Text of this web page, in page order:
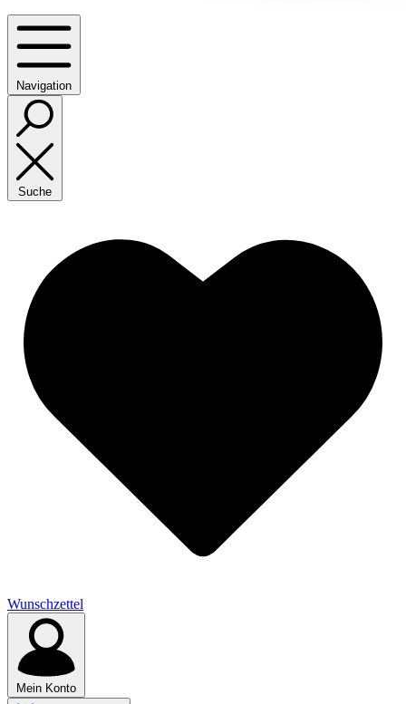
Navigation
Suche
Wunschzettel
Mein Konto